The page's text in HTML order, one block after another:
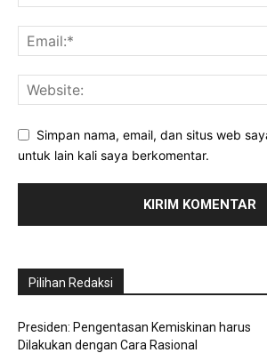
Simpan nama, email, dan situs web
untuk lain kali saya berkomentar.
Pilihan Redaksi
Presiden: Pengentasan Kemiskinan harus
Dilakukan dengan Cara Rasional